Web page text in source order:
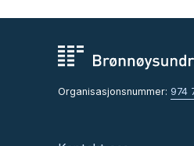
Organisasjonsnummer: 974